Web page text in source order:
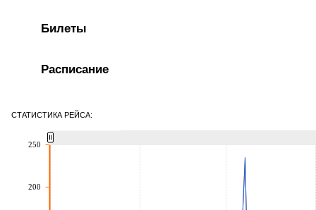
Билеты
Расписание
СТАТИСТИКА РЕЙСА:
200
250